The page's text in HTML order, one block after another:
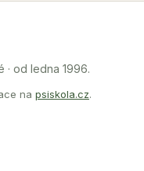
· od ledna 1996.
na psiskola.cz.